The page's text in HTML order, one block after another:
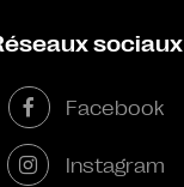
sociaux
Facebook
Instagram